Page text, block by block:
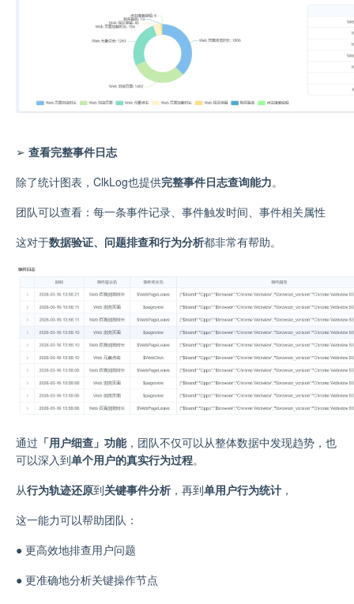
➢ 查看完整事件日志
除了统计图表，ClkLog也提供完整事件日志查询能力。
团队可以查看：每一条事件记录
事件触发时间
事件相关属性
这对于数据验证、问题排查和行为分析都非常有帮助。
通过 「用户细查」功能，团队不仅可以从整体数据中发现趋势，也
可以深入到单个用户的真实行为过程。
从行为轨迹还原到关键事件分析 ，再到单用户行为统计 ，
这一能力可以帮助团队：
● 更高效地排查用户问题
● 更准确地分析关键操作节点